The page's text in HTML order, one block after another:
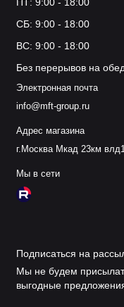
ПТ: 9:00 - 18:00
СБ: 9:00 - 18:00
ВС: 9:00 - 18:00
Без перерывов на
Электронная почта
info@mft-group.ru
Адрес магазина
г.Москва Мкад 23км
Мы в сети
Подписаться на
Мы не будем
выгодные